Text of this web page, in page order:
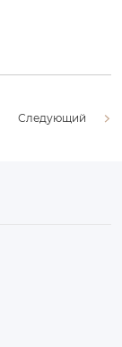
Следующий